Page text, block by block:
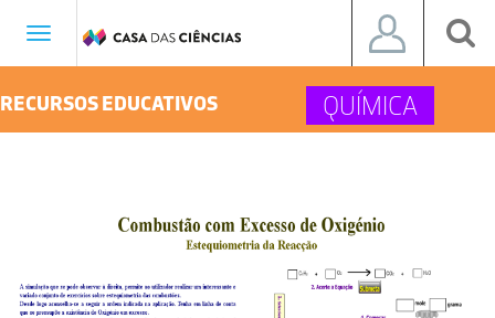
Toggle
RECURSOS EDUCATIVOS QUÍMICA